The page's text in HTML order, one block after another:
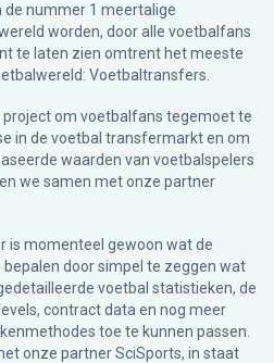
de nummer 1 meertalige
worden, door alle voetbalfans
te laten zien omtrent het meeste
Voetbaltransfers.
project om voetbalfans tegemoet te
in de voetbal transfermarkt en om
waarden van voetbalspelers
we samen met onze partner
is momenteel gewoon wat de
door simpel te zeggen wat
voetbal statistieken, de
contract data en nog meer
toe te kunnen passen.
onze partner SciSports, in staat